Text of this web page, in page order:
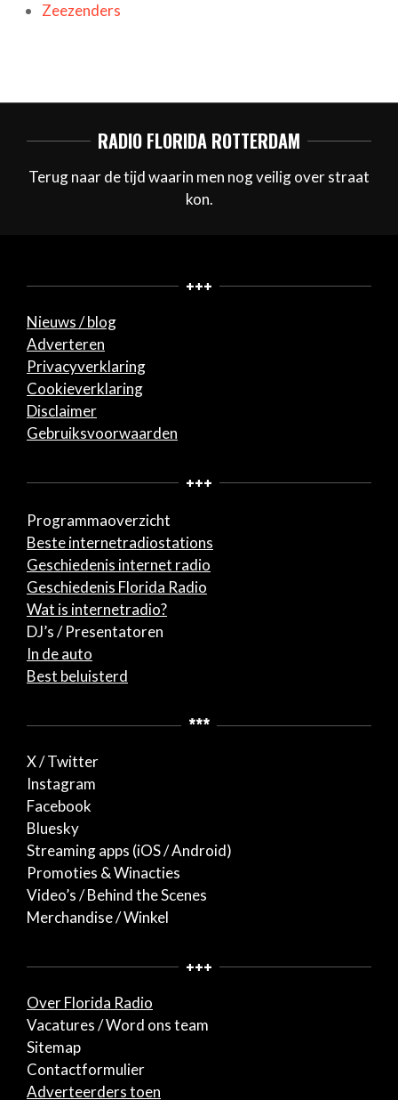
Zeezenders
RADIO FLORIDA ROTTERDAM
Terug naar de tijd waarin men nog veilig over straat
kon.
+++
Nieuws / blog
Adverteren
Privacyverklaring
Cookieverklaring
Disclaimer
Gebruiksvoorwaarden
+++
Programmaoverzicht
Beste internetradiostations
Geschiedenis internet radio
Geschiedenis Florida Radio
Wat is internetradio?
DJ’s / Presentatoren
In de auto
Best beluisterd
***
X / Twitter
Instagram
Facebook
Bluesky
Streaming apps (iOS / Android)
Promoties & Winacties
Video’s / Behind the Scenes
Merchandise / Winkel
+++
Over Florida Radio
Vacatures / Word ons team
Sitemap
Contactformulier
Adverteerders toen